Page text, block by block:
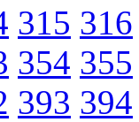
315 316
354 355
393 394